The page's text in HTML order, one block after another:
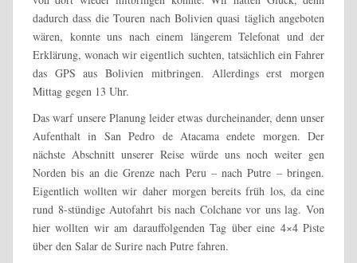
dadurch dass die Touren nach Bolivien quasi täglich angeboten
wären, konnte uns nach einem längerem Telefonat und der
Erklärung, wonach wir eigentlich suchten, tatsächlich ein Fahrer
das GPS aus Bolivien mitbringen. Allerdings erst morgen
Mittag gegen 13 Uhr.
Das warf unsere Planung leider etwas durcheinander, denn unser
Aufenthalt in San Pedro de Atacama endete morgen. Der
nächste Abschnitt unserer Reise würde uns noch weiter gen
Norden bis an die Grenze nach Peru – nach Putre – bringen.
Eigentlich wollten wir daher morgen bereits früh los, da eine
rund 8-stündige Autofahrt bis nach Colchane vor uns lag. Von
hier wollten wir am darauffolgenden Tag über eine 4×4 Piste
über den Salar de Surire nach Putre fahren.